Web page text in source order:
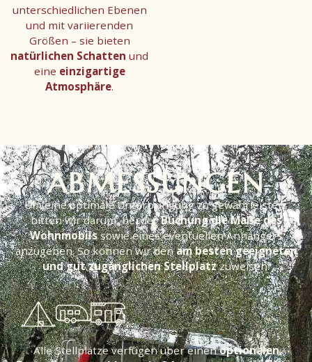
unterschiedlichen Ebenen
und mit variierenden
Größen – sie bieten
natürlichen Schatten und
eine einzigartige
Atmosphäre.
ABMESSUNGEN
Um eine optimale Unterbringung zu gewährleisten,
bitten wir darum, bei derBuchung die Maße des
Wohnmobilssowie eines eventuellen Anhängers
anzugeben. So können wir denam besten geeigneten
und gut zugänglichen Stellplatzzuweisen.
Alle Stellplätze verfügen über einenoptionalen